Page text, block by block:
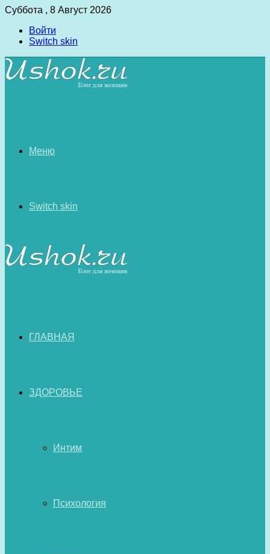
Суббота , 8 Август 2026
Войти
Switch skin
Меню
Switch skin
ГЛАВНАЯ
ЗДОРОВЬЕ
Интим
Психология